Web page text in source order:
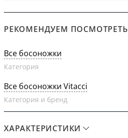
РЕКОМЕНДУЕМ ПОСМОТРЕТЬ
Все босоножки
Категория
Все босоножки Vitacci
Категория и бренд
ХАРАКТЕРИСТИКИ